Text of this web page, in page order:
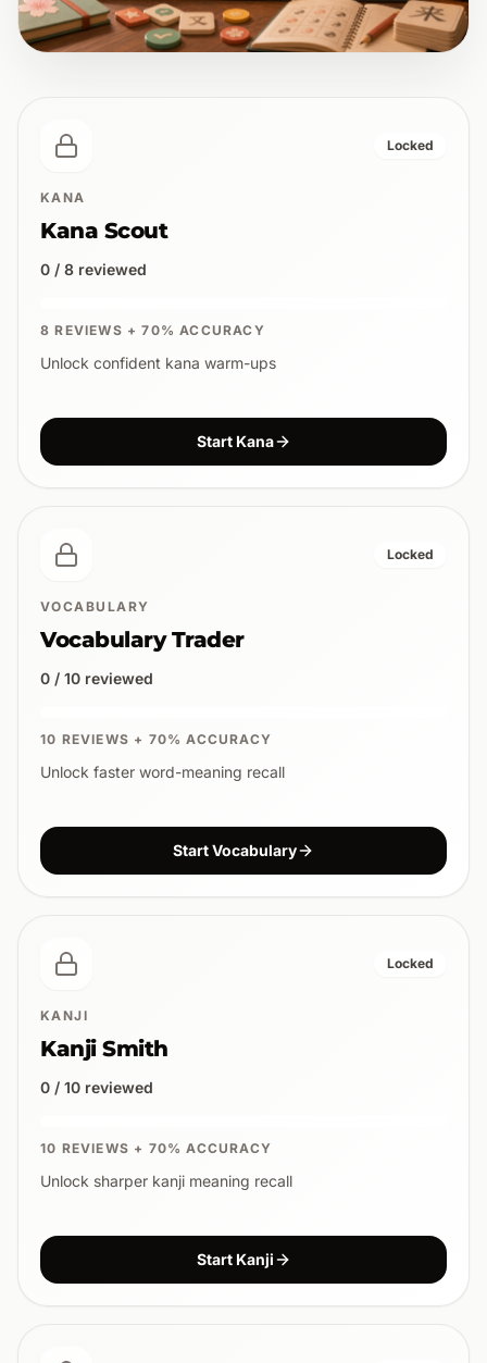
Locked
KANA
Kana Scout
0 / 8 reviewed
8 REVIEWS + 70% ACCURACY
Unlock confident kana warm-ups
Start Kana
Locked
VOCABULARY
Vocabulary Trader
0 / 10 reviewed
10 REVIEWS + 70% ACCURACY
Unlock faster word-meaning recall
Start Vocabulary
Locked
KANJI
Kanji Smith
0 / 10 reviewed
10 REVIEWS + 70% ACCURACY
Unlock sharper kanji meaning recall
Start Kanji